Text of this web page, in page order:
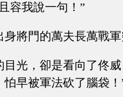
容我說一句！”
身將門的萬夫長萬戰
目光，卻是看向了佟
怕早被軍法砍了腦袋！